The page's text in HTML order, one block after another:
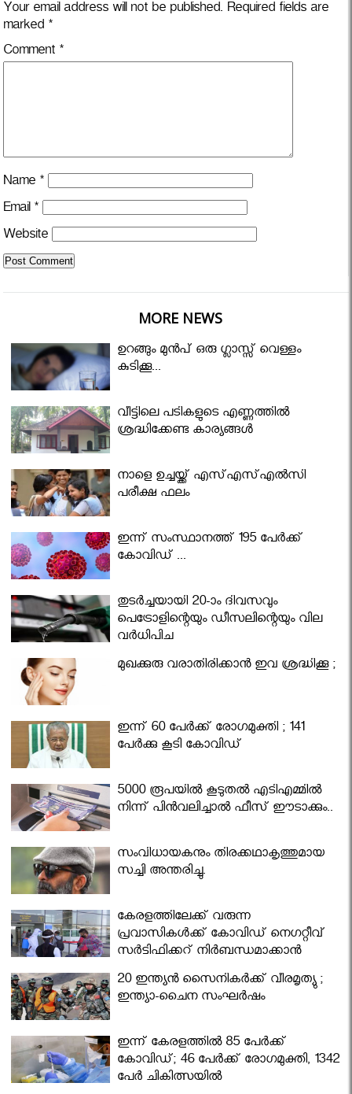
Your email address will not be published. Required fields are
marked *
Comment *
Name *
Email *
Website
MORE NEWS
ഉറങ്ങും മുന്‍പ് ഒരു ഗ്ലാസ്സ് വെള്ളം
കുടിക്കൂ...
വീട്ടിലെ പടികളുടെ എണ്ണത്തിൽ
ശ്രദ്ധിക്കേണ്ട കാര്യങ്ങൾ
നാളെ ഉച്ചയ്ക്ക് എസ്എസ്എല്‍സി
പരീക്ഷ ഫലം
ഇന്ന് സംസ്ഥാനത്ത് 195 പേര്‍ക്ക്
കോവിഡ് ...
തുടർച്ചയായി 20-ാം ദിവസവും
പെട്രോളിന്റെയും ഡീസലിന്റെയും വില
വര്‍ധിപ്പിച്ചു
മുഖക്കുരു വരാതിരിക്കാന്‍ ഇവ ശ്രദ്ധിക്കൂ ;
ഇന്ന് 60 പേർക്ക് രോഗമുക്തി ; 141
പേര്‍ക്കു കൂടി കോവിഡ്
5000 രൂപയിൽ കൂടുതൽ എടിഎമ്മിൽ
നിന്ന് പിൻവലിച്ചാൽ ഫീസ് ഈടാക്കും..
സംവിധായകനും തിരക്കഥാകൃത്തുമായ
സച്ചി അന്തരിച്ചു.
കേരളത്തിലേക്ക് വരുന്ന
പ്രവാസികള്‍ക്ക് കോവിഡ് നെഗറ്റീവ്
സര്‍ട്ടിഫിക്കറ്റ് നിർബന്ധമാക്കാൻ
മന്ത്രിസഭ
20 ഇന്ത്യൻ സൈനികർക്ക് വീരമൃത്യു ;
ഇന്ത്യാ-ചൈന സംഘർഷം
ഇന്ന് കേരളത്തിൽ 85 പേർക്ക്
കോവിഡ്; 46 പേർക്ക് രോഗമുക്തി, 1342
പേർ ചികിത്സയിൽ